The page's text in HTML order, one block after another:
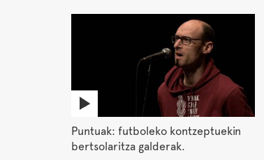
Puntuak: futboleko kontzeptuekin
bertsolaritza galderak.